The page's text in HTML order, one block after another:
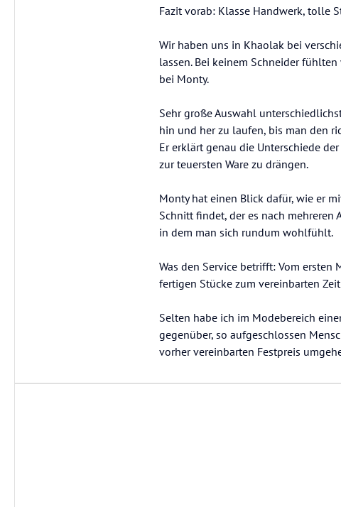
Fazit vorab: Klasse Handwerk, tolle
Wir haben uns in Khaolak bei
lassen. Bei keinem Schneider
bei Monty.
Sehr große Auswahl
hin und her zu laufen, bis man den
Er erklärt genau die Unterschiede
zur teuersten Ware zu drängen.
Monty hat einen Blick dafür, wie er
Schnitt findet, der es nach
in dem man sich rundum wohlfühlt.
Was den Service betrifft: Vom
fertigen Stücke zum vereinbarten
Selten habe ich im Modebereich
gegenüber, so aufgeschlossen
vorher vereinbarten Festpreis